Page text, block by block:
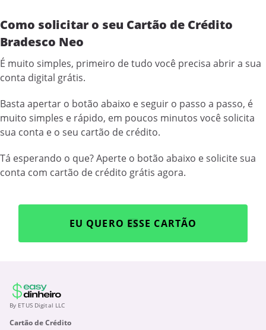
Como solicitar o seu Cartão de Crédito
Bradesco Neo
É muito simples, primeiro de tudo você precisa abrir a sua
conta digital grátis.
Basta apertar o botão abaixo e seguir o passo a passo, é
muito simples e rápido, em poucos minutos você solicita
sua conta e o seu cartão de crédito.
Tá esperando o que? Aperte o botão abaixo e solicite sua
conta com cartão de crédito grátis agora.
EU QUERO ESSE CARTÃO
By ETUS Digital LLC
Cartão de Crédito